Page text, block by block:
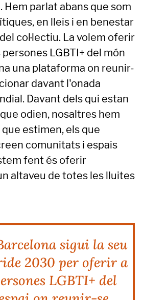
parlat abans que som
en lleis i en benestar
col·lectiu. La volem oferir
LGBTI+ del món
una plataforma on reunir-
davant l'onada
Davant dels qui estan
odien, nosaltres hem
estimen, els que
comunitats i espais
fent és oferir
altaveu de totes les lluites
sigui la seu
2030 per oferir a
LGBTI+ del